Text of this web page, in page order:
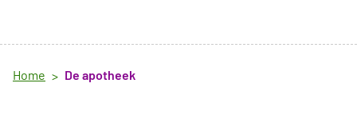
Home De apotheek